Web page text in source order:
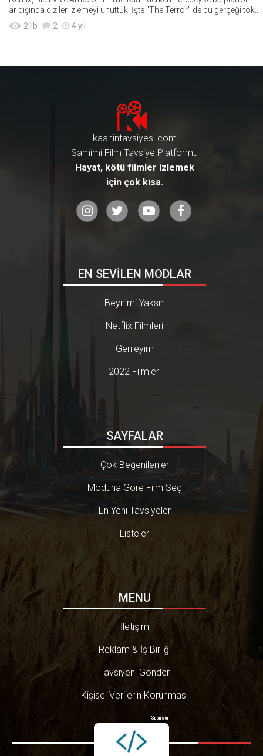
ar dışında diziler izlemeyi unuttuk. İşte "The Terror" de bu gerçeği toka
t gibi yüzüme
21 b 2 4 yıl
kaanintavsiyesi.com
Samimi Film Tavsiye Platformu
Hayat, kötü filmler izlemek
için çok kısa.
EN SEVİLEN MODLAR
Beynimi Yaksın
Netflix Filmleri
Gerileyim
2022 Filmleri
SAYFALAR
Çok Beğenilenler
Moduna Göre Film Seç
En Yeni Tavsiyeler
Listeler
MENÜ
İletişim
Reklam & İş Birliği
Tavsiyeni Gönder
Kişisel Verilerin Korunması
Sponsor